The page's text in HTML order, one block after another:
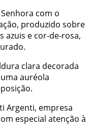
com o
produzido sobre
azuis e cor-de-rosa,
clara decorada
auréola
Argenti, empresa
especial atenção à